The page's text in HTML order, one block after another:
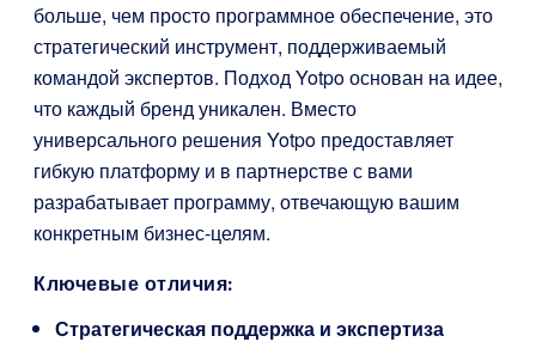
больше, чем просто программное обеспечение, это
стратегический инструмент, поддерживаемый
командой экспертов. Подход Yotpo основан на идее,
что каждый бренд уникален. Вместо
универсального решения Yotpo предоставляет
гибкую платформу и в партнерстве с вами
разрабатывает программу, отвечающую вашим
конкретным бизнес-целям.
Ключевые отличия:
Стратегическая поддержка и экспертиза